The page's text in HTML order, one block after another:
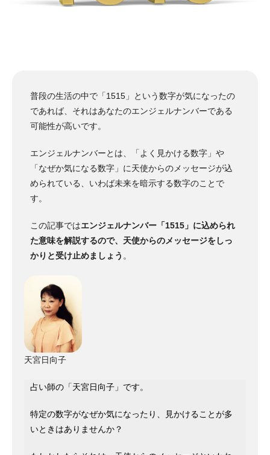
普段の生活の中で「1515」という数字が気になったの
であれば、それはあなたのエンジェルナンバーである
可能性が高いです。
エンジェルナンバーとは、「よく見かける数字」や
「なぜか気になる数字」に天使からのメッセージが込
められている、いわば未来を暗示する数字のことで
す。
この記事ではエンジェルナンバー「1515」に込められ
た意味を解説するので、天使からのメッセージをしっ
かりと受け止めましょう 。
天宮日向子
占い師の「天宮日向子」です。
特定の数字がなぜか気になったり、見かけることが多
いときはありませんか？